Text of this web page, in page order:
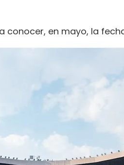
conocer, en mayo, la